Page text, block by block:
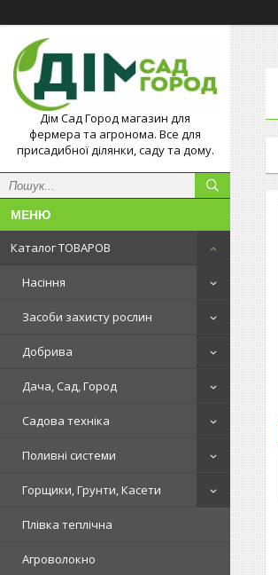
Дім Сад Город магазин для
фермера та агронома. Все для
присадибної ділянки, саду та дому.
Каталог ТОВАРОВ
Насіння
Засоби захисту рослин
Добрива
Дача, Сад, Город
Садова техніка
Поливні системи
Горщики, Грунти, Касети
Плівка теплічна
Агроволокно